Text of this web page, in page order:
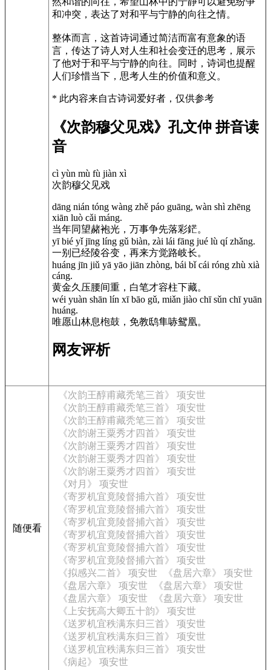
和冲突，表达了对和平与宁静的向往之情。
整体而言，这首诗词通过简洁而富有意象的语
言，传达了诗人对人生和社会变迁的思考，展示
了他对于和平与宁静的向往。同时，诗词也提醒
人们珍惜当下，思考人生的价值和意义。
* 此内容来自古诗词爱好者，仅供参考
《次韵穆父见戏》孔文仲 拼音读
音
cì yùn mù fù jiàn xì
次韵穆父见戏
dāng nián tóng wàng zhě páo guāng, wàn shì zhēng
xiān luò cǎi máng.
当年同望赭袍光，万事争先落彩鋩。
yī bié yǐ jīng líng gǔ biàn, zài lái fāng jué lù qí zhǎng.
一别已经陵谷变，再来方觉路岐长。
huáng jīn jiǔ yā yāo jiān zhòng, bái bǐ cái róng zhù xià
cáng.
黄金久压腰间重，白笔才容柱下藏。
wéi yuàn shān lín xī bāo gǔ, miǎn jiào chī sǔn chī yuān
huáng.
唯愿山林息枹鼓，免教鸱隼哧鸳凰。
网友评析
随便看
《次韵王醇甫藏秃笔三首》 项安世
《次韵王醇甫藏秃笔三首》 项安世
《次韵王醇甫藏秃笔三首》 项安世
《次韵谢王粟秀才四首》 项安世
《次韵谢王粟秀才四首》 项安世
《次韵谢王粟秀才四首》 项安世
《次韵谢王粟秀才四首》 项安世
《对月》 项安世
《寄罗机宜竟陵督捕六首》 项安世
《寄罗机宜竟陵督捕六首》 项安世
《寄罗机宜竟陵督捕六首》 项安世
《寄罗机宜竟陵督捕六首》 项安世
《寄罗机宜竟陵督捕六首》 项安世
《寄罗机宜竟陵督捕六首》 项安世
《拟感兴二首》 项安世
《盘居六章》 项安世
《盘居六章》 项安世
《盘居六章》 项安世
《盘居六章》 项安世
《盘居六章》 项安世
《上安抚高大卿五十韵》 项安世
《送罗机宜秩满东归三首》 项安世
《送罗机宜秩满东归三首》 项安世
《送罗机宜秩满东归三首》 项安世
《病起》 项安世